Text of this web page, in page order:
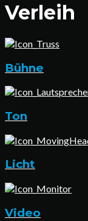
Verleih
Bühne
Ton
Licht
Video